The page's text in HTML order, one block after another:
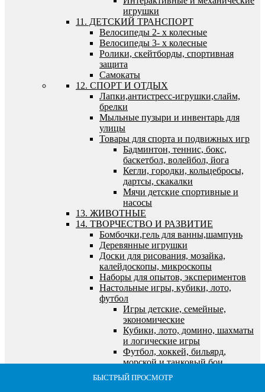
БЫСТРЫЙ ПРОСМОТР
БЫСТРЫЙ ПРОСМОТР
БЫСТРЫЙ ПРОСМОТР
БЫСТРЫЙ ПРОСМОТР
БЫСТРЫЙ ПРОСМОТР
игрушки
11. ДЕТСКИЙ ТРАНСПОРТ
Велосипеды 2- х колесные
Велосипеды 3- х колесные
Ролики, скейтборды, спортивная
защита
Самокаты
12. СПОРТ И ОТДЫХ
Лапки,антистресс-игрушки,слайм,
брелки
Мыльные пузыри и инвентарь для
улицы
Товары для спорта и подвижных игр
Бадминтон, теннис, бокс,
баскетбол, волейбол, йога
Кегли, городки, кольцебросы,
дартсы, скакалки
Мячи детские спортивные и
насосы
13. ЖИВОТНЫЕ
14. ТВОРЧЕСТВО И РАЗВИТИЕ
Бомбочки,гель для ванны,шампунь
Деревянные игрушки
Доски для рисования, мозайка,
калейдоскопы, микроскопы
Наборы для опытов, экспериментов
Настольные игры, кубики, лото,
футбол
Игры детские, семейные,
экономические
Кубики, лото, домино, шахматы
и логические игры
Футбол, хоккей, бильярд,
морской и танковый бои
Пазлы, наборы для творчества, холсты,
алмазная мозайка